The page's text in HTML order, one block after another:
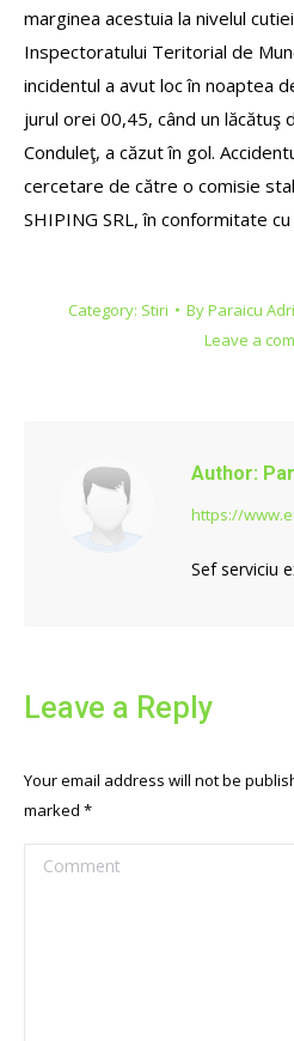
marginea acestuia la nivelul
Inspectoratului Teritorial de
incidentul a avut loc în noaptea
jurul orei 00,45, când un lăcătuş
Conduleţ, a căzut în gol.
cercetare de către o comisie
SHIPING SRL, în conformitate
Category: Stiri ByParaicu
Leave a
Author:
https://
Sef serviciu
Leave a Reply
Your email address will not be
marked *
Comment